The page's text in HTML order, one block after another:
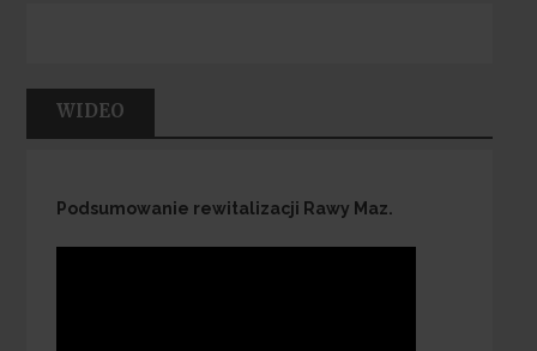
WIDEO
Podsumowanie rewitalizacji Rawy Maz.